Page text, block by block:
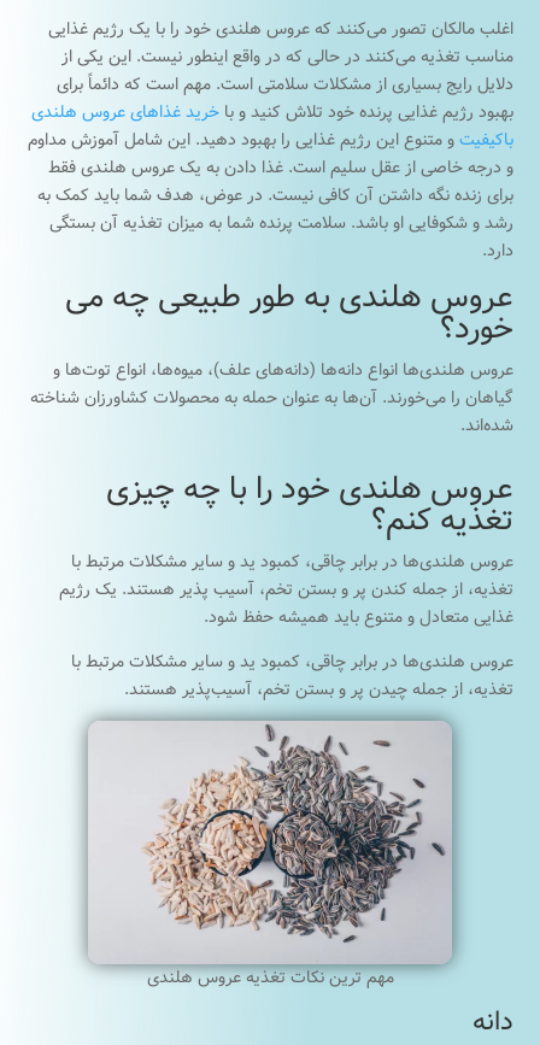
اغلب مالکان تصور می‌کنند که عروس هلندی خود را با یک رژیم غذایی
مناسب تغذیه می‌کنند در حالی که در واقع اینطور نیست. این یکی از
دلایل رایج بسیاری از مشکلات سلامتی است. مهم است که دائماً برای
بهبود رژیم غذایی پرنده خود تلاش کنید و باخرید غذاهای عروس هلندی
باکیفیتو متنوع این رژیم غذایی را بهبود دهید. این شامل آموزش مداوم
و درجه خاصی از عقل سلیم است. غذا دادن به یک عروس هلندی فقط
برای زنده نگه داشتن آن کافی نیست. در عوض، هدف شما باید کمک به
رشد و شکوفایی او باشد. سلامت پرنده شما به میزان تغذیه آن بستگی
دارد.
عروس هلندی به طور طبیعی چه می
خورد؟
عروس هلندی‌ها انواع دانه‌ها (دانه‌های علف)، میوه‌ها، انواع توت‌ها و
گیاهان را می‌خورند. آن‌ها به عنوان حمله به محصولات کشاورزان شناخته
شده‌اند.
عروس هلندی خود را با چه چیزی
تغذیه کنم؟
عروس هلندی‌ها در برابر چاقی، کمبود ید و سایر مشکلات مرتبط با
تغذیه، از جمله کندن پر و بستن تخم، آسیب پذیر هستند. یک رژیم
غذایی متعادل و متنوع باید همیشه حفظ شود.
عروس هلندی‌ها در برابر چاقی، کمبود ید و سایر مشکلات مرتبط با
تغذیه، از جمله چیدن پر و بستن تخم، آسیب‌پذیر هستند.
مهم ترین نکات تغذیه عروس هلندی
دانه